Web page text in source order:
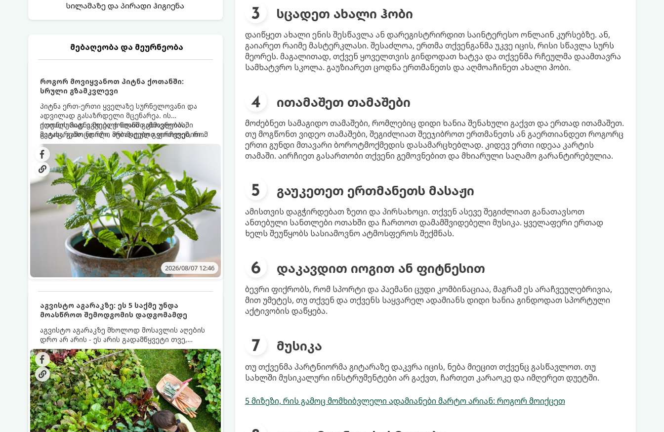
სილამაზე და პირადი ჰიგიენა
მებაღეობა და მეურნეობა
როგორ მოვიყვანოთ პიტნა ქოთანში:
სრული გზამკვლევი
პიტნა ერთ-ერთი ყველაზე სურნელოვანი და
ადვილად გასაზრდელი მცენარეა. ის
იდეალურად ეგუება ქოთანში ცხოვრებას,
მეტიც, გამოცდილი მებაღეები გვირჩევენ, რომ
პიტნა მხოლოდ ქოთანში მოვიყვანოთ, რადგან
ღია გრუნტში (ბაღში) დარგვისას ის ფესვებით
ძალიან სწრაფად ვრცელდება და სხვა
მცენარეებს ავიწროებს.
ქოთნის პიტნა მთელი წლის განმავლობაში
გაგახარებთ ნორჩი, არომატული ფოთლებით
ჩაის, ლიმონათისა თუ კერძებისთვის.
2026/08/07 12:46
აგვისტო აგარაკზე: ეს 5 საქმე უნდა
მოასწროთ შემოდგომის დადგომამდე
აგვისტო აგარაკზე მხოლოდ მოსავლის აღების
დრო არ არის - ეს არის გადამწყვეტი თვე,
როდესაც საფუძველი ეყრება მომავალი წლის
მოსავალს და ბაღი მზადდება შემოდგომა-
ზამთრის სეზონისთვის. იმისათვის, რომ
ნიადაგმა ენერგია აღიდგინოს, ხოლო
მცენარეებმა ზამთარს გაუძლონ, აგვისტოს
ბოლომდე 5 მნიშვნელოვანი საქმის გაკეთება
უნდა მოასწროთ:
სცადეთ ახალი ჰობი
დაიწყეთ ახალი ენის შესწავლა ან დარეგისტრირდით საინტერესო ონლაინ კურსებზე. ან,
გაიარეთ რაიმე მასტერკლასი. შესაძლოა, ერთმა თქვენგანმა უკვე იცის, რისი სწავლა სურს
მეორეს. მაგალითად, თქვენ ყოველთვის გინდოდათ ხატვა და თქვენმა რჩეულმა დაამთავრა
სამხატვრო სკოლა. გაუზიარეთ ცოდნა ერთმანეთს და აღმოაჩინეთ ახალი ჰობი.
ითამაშეთ თამაშები
მოძებნეთ სამაგიდო თამაშები, რომლებიც დიდი ხანია შენახული გაქვთ და ერთად ითამაშეთ.
თუ მოგწონთ ვიდეო თამაშები, შეგიძლიათ შეეჯიბროთ ერთმანეთს ან გაერთიანდეთ როგორც
ერთი გუნდი მთავარი ბოროტმოქმედის დასამარცხებლად. კიდევ ერთი იდეაა კარტის
თამაში. აირჩიეთ გასართობი თქვენი გემოვნებით და მხიარული საღამო გარანტირებულია.
გაუკეთეთ ერთმანეთს მასაჟი
ამისთვის დაგჭირდებათ ზეთი და პირსახოცი. თქვენ ასევე შეგიძლიათ განათავსოთ
ანთებული სანთლები ოთახში და ჩართოთ დამამშვიდებელი მუსიკა. ყველაფერი ერთად
ხელს შეუწყობს სასიამოვნო ატმოსფეროს შექმნას.
დაკავდით იოგით ან ფიტნესით
ბევრი ფიქრობს, რომ სპორტი და პაემანი ცუდი კომბინაციაა, მაგრამ ეს არაჩვეულებრივია,
მით უმეტეს, თუ თქვენ და თქვენს საყვარელ ადამიანს დიდი ხანია გინდოდათ სპორტული
აქტივობის დაწყება.
მუსიკა
თუ თქვენმა პარტნიორმა გიტარაზე დაკვრა იცის, ნება მიეცით თქვენც გასწავლოთ. თუ
სახლში მუსიკალური ინსტრუმენტები არ გაქვთ, ჩართეთ კარაოკე და იმღერეთ დუეტში.
5 მიზეზი, რის გამოც მომხიბვლელი ადამიანები მარტო არიან: როგორ მოიქცეთ